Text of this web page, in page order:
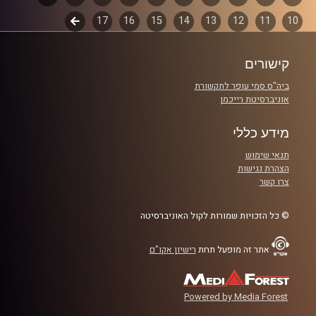
קרדיט תמונות:włodi
פרקים
10
11
12
13
14
15
16
17
לשלב
קישורים
ביה"ס סמי עופר לתקשורת
אוניברסיטת רייכמן
מידע כללי
תנאי שימוש
הצהרת נגישות
צרו קשר
© כל הזכויות שמורות לקול האוניברסיטה
אתר זה מופעל תחת רישיון אקו"ם
Powered by Media Forest